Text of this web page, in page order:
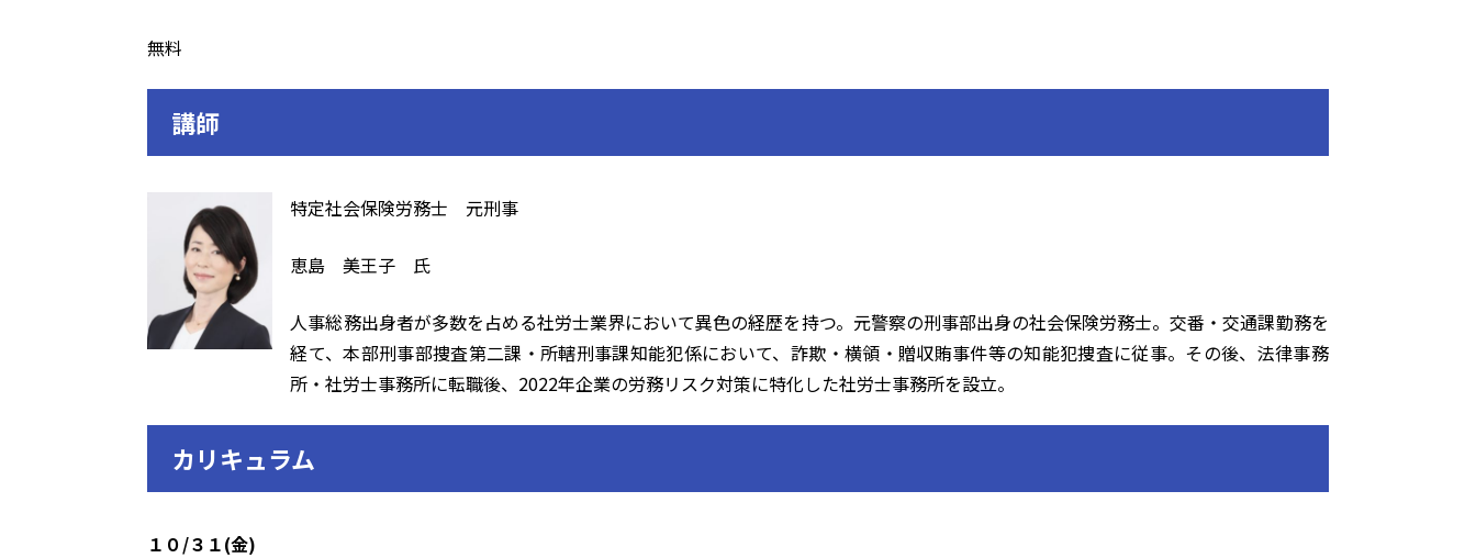
無料
講師
特定社会保険労務士 元刑事
恵島 美王子 氏
人事総務出身者が多数を占める社労士業界において異色の経歴を持つ。元警察の刑事部出身の社会保険労務士。交番・交通課勤務を
経て、本部刑事部捜査第二課・所轄刑事課知能犯係において、詐欺・横領・贈収賄事件等の知能犯捜査に従事。その後、法律事務
所・社労士事務所に転職後、2022年企業の労務リスク対策に特化した社労士事務所を設立。
カリキュラム
１０/３１(金)